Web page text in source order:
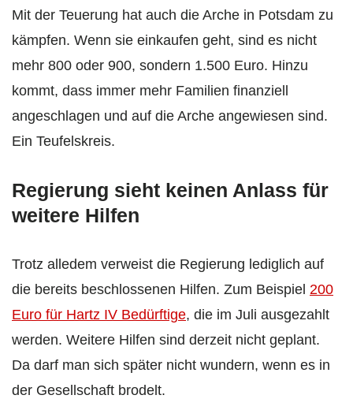
Mit der Teuerung hat auch die Arche in Potsdam zu
kämpfen. Wenn sie einkaufen geht, sind es nicht
mehr 800 oder 900, sondern 1.500 Euro. Hinzu
kommt, dass immer mehr Familien finanziell
angeschlagen und auf die Arche angewiesen sind.
Ein Teufelskreis.
Regierung sieht keinen Anlass für
weitere Hilfen
Trotz alledem verweist die Regierung lediglich auf
die bereits beschlossenen Hilfen. Zum Beispiel 200
Euro für Hartz IV Bedürftige, die im Juli ausgezahlt
werden. Weitere Hilfen sind derzeit nicht geplant.
Da darf man sich später nicht wundern, wenn es in
der Gesellschaft brodelt.